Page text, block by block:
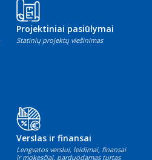
Projektiniai pasiūlymai
Statinių projektų viešinimas
Verslas ir finansai
Lengvatos verslui, leidimai, finansai
ir mokesčiai, parduodamas turtas